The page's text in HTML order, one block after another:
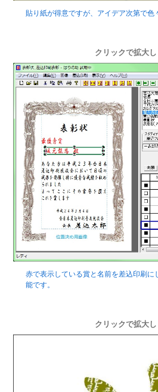
貼り紙が得意ですが、アイデア次第で色
クリックで拡大
赤で表示している賞と名前を差込印刷に
能です。
クリックで拡大